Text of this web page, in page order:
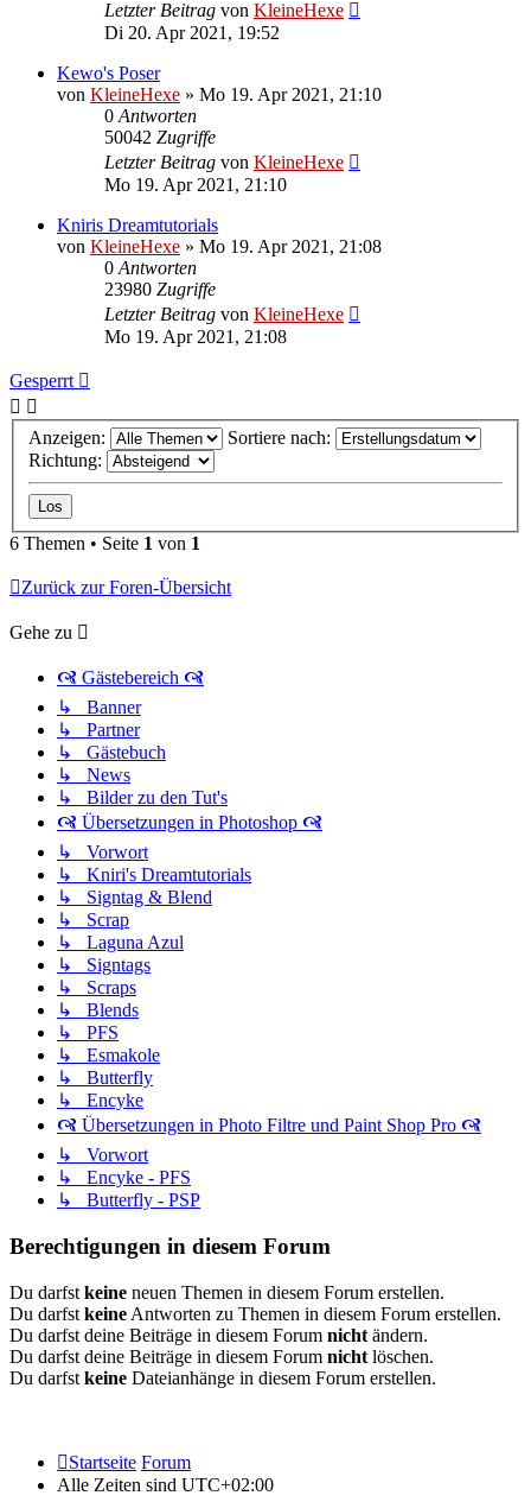
Letzter Beitrag von KleineHexe
Di 20. Apr 2021, 19:52
Kewo's Poser
von KleineHexe » Mo 19. Apr 2021, 21:10
0 Antworten
50042 Zugriffe
Letzter Beitrag von KleineHexe
Mo 19. Apr 2021, 21:10
Kniris Dreamtutorials
von KleineHexe » Mo 19. Apr 2021, 21:08
0 Antworten
23980 Zugriffe
Letzter Beitrag von KleineHexe
Mo 19. Apr 2021, 21:08
Gesperrt
Anzeigen:
Sortiere nach:
Richtung:
6 Themen • Seite 1 von 1
Zurück zur Foren-Übersicht
Gehe zu
🙧 Gästebereich 🙧
↳ Banner
↳ Partner
↳ Gästebuch
↳ News
↳ Bilder zu den Tut's
🙧 Übersetzungen in Photoshop 🙧
↳ Vorwort
↳ Kniri's Dreamtutorials
↳ Signtag & Blend
↳ Scrap
↳ Laguna Azul
↳ Signtags
↳ Scraps
↳ Blends
↳ PFS
↳ Esmakole
↳ Butterfly
↳ Encyke
🙧 Übersetzungen in Photo Filtre und Paint Shop Pro 🙧
↳ Vorwort
↳ Encyke - PFS
↳ Butterfly - PSP
Berechtigungen in diesem Forum
Du darfst keine neuen Themen in diesem Forum erstellen.
Du darfst keine Antworten zu Themen in diesem Forum erstellen.
Du darfst deine Beiträge in diesem Forum nicht ändern.
Du darfst deine Beiträge in diesem Forum nicht löschen.
Du darfst keine Dateianhänge in diesem Forum erstellen.
Startseite Forum
Alle Zeiten sind UTC+02:00